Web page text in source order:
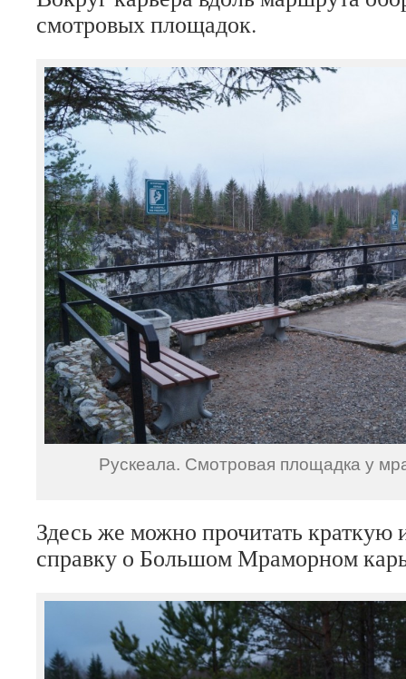
смотровых площадок.
Рускеала. Смотровая площадка у
Здесь же можно прочитать краткую
справку о Большом Мраморном